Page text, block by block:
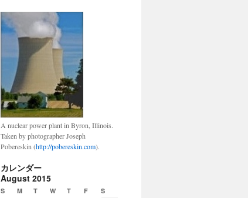
A nuclear power plant in Byron, Illinois.
Taken by photographer Joseph
Pobereskin (http://pobereskin.com).
カレンダー
August 2015
S M T W T F S